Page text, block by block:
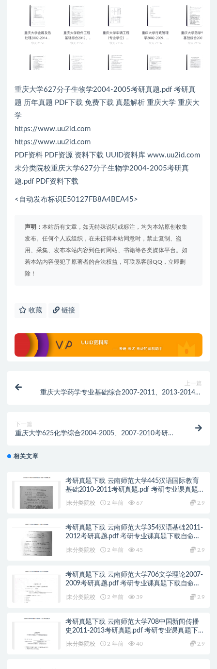
重庆大学627分子生物学2004-2005考研真题.pdf 考研真
题 历年真题 PDF下载 免费下载 真题解析 重庆大学 重庆大
学
https://www.uu2id.com
https://www.uu2id.com
PDF资料 PDF资源 资料下载 UUID资料库 www.uu2id.com
未分类院校重庆大学627分子生物学2004-2005考研真
题.pdf PDF资料下载
<自动发布标识E50127FB8A4BEA45>
声明： 本站所有文章，如无特殊说明或标注，均为本站原创收集
发布。任何个人或组织，在未征得本站同意时，禁止复制、盗
用、采集、发布本站内容到任何网站、书籍等各类媒体平台。如
若本站内容侵犯了原著者的合法权益，可联系客服QQ，立即删
除！
收藏 链接
上一篇
重庆大学药学专业基础综合2007-2011、2013-2014考
下一篇
重庆大学625化学综合2004-2005、2007-2010考研真
相关文章
考研真题下载 云南师范大学445汉语国际教育
基础2010-2011考研真题.pdf 考研专业课真题下
|未分类院校 2 年前 67 2.9
考研真题下载 云南师范大学354汉语基础2011-
2012考研真题.pdf 考研专业课真题下载自命题
|未分类院校 2 年前 45 2.9
考研真题下载 云南师范大学706文学理论2007-
2009考研真题.pdf 考研专业课真题下载自命题
|未分类院校 2 年前 39 2.9
考研真题下载 云南师范大学708中国新闻传播
史2011-2013考研真题.pdf 考研专业课真题下载
|未分类院校 2 年前 40 2.9